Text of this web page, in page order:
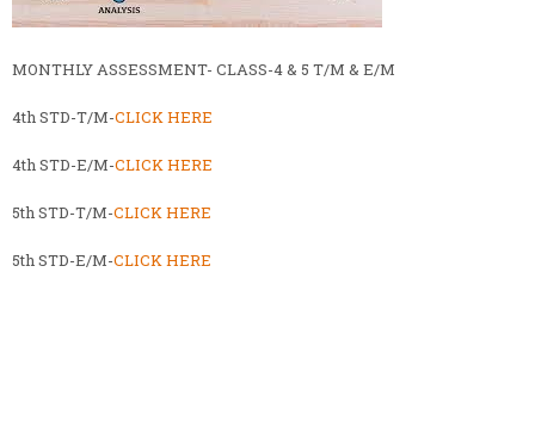
MONTHLY ASSESSMENT- CLASS-4 & 5 T/M & E/M
4th STD-T/M-CLICK HERE
4th STD-E/M-CLICK HERE
5th STD-T/M-CLICK HERE
5th STD-E/M-CLICK HERE